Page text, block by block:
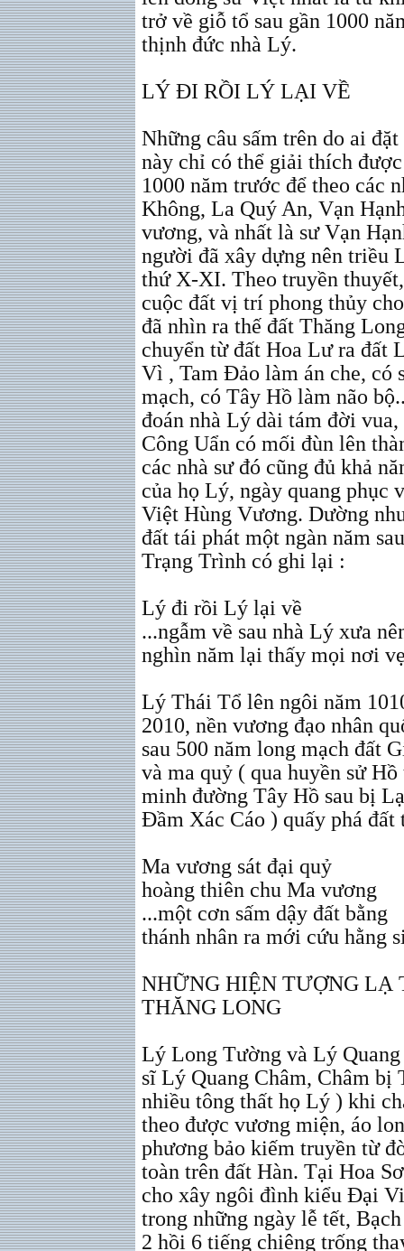
trở về giỗ tổ sau gần 1000
thịnh đức nhà Lý.
LÝ ĐI RỒI LÝ LẠI VỀ
Những câu sấm trên do ai
này chỉ có thể giải thích
1000 năm trước để theo các
Không, La Quý An, Vạn
vương, và nhất là sư Vạn
người đã xây dựng nên triều
thứ X-XI. Theo truyền
cuộc đất vị trí phong thủy
đã nhìn ra thế đất Thăng
chuyển từ đất Hoa Lư ra đất
Vì , Tam Đảo làm án che, có
mạch, có Tây Hồ làm não
đoán nhà Lý dài tám đời
Công Uẩn có mối đùn lên
các nhà sư đó cũng đủ khả
của họ Lý, ngày quang phục
Việt Hùng Vương. Dường
đất tái phát một ngàn năm
Trạng Trình có ghi lại :
Lý đi rồi Lý lại về
...ngẫm về sau nhà Lý xưa
nghìn năm lại thấy mọi nơi
Lý Thái Tổ lên ngôi năm
2010, nền vương đạo nhân
sau 500 năm long mạch đất
và ma quỷ ( qua huyền sử
minh đường Tây Hồ sau bị
Đầm Xác Cáo ) quấy phá đất
Ma vương sát đại quỷ
hoàng thiên chu Ma vương
...một cơn sấm dậy đất bằng
thánh nhân ra mới cứu hằng
NHỮNG HIỆN TƯỢNG LẠ
THĂNG LONG
Lý Long Tường và Lý
sĩ Lý Quang Châm, Châm
nhiều tông thất họ Lý ) khi
theo được vương miện, áo
phương bảo kiếm truyền từ
toàn trên đất Hàn. Tại Hoa
cho xây ngôi đình kiểu Đại
trong những ngày lễ tết,
2 hồi 6 tiếng chiêng trống